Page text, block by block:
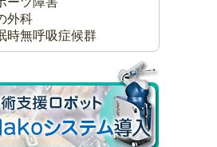
外科
時無呼吸症候群